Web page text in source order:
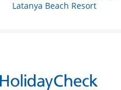
Latanya Beach Resort